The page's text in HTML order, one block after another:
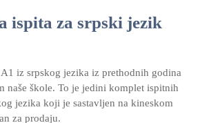
ispita za srpski jezik
iz srpskog jezika iz prethodnih godina
naše škole. To je jedini komplet ispitnih
jezika koji je sastavljen na kineskom
za prodaju.